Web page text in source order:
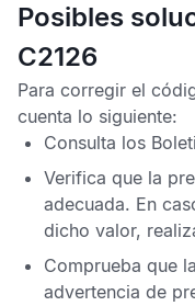
Posibles
C2126
Para corregir el
cuenta lo siguiente:
Consulta los
Verifica que la
adecuada. En
dicho valor,
Comprueba que
advertencia de